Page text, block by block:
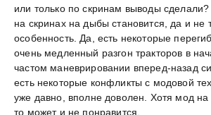
или только по скринам выводы сделали?
на скринах на дыбы становится, да и не
особенность. Да, есть некоторые
очень медленный разгон тракторов в
частом маневрировании вперед-назад
есть некоторые конфликты с модовой
уже давно, вполне доволен. Хотя мод
то может и не понравится.